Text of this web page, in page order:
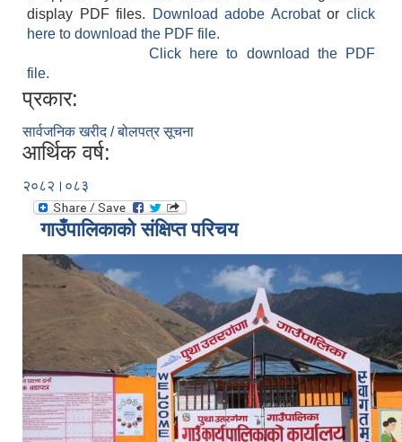
display PDF files.
Download adobe Acrobatorclick
here to download the PDF file.
Click here to download the PDF
file.
प्रकार:
सार्वजनिक खरीद / बोलपत्र सूचना
आर्थिक वर्ष:
२०८२।०८३
गाउँपालिकाको संक्षिप्त परिचय